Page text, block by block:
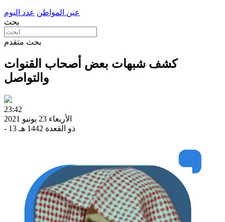
عين المواطن عدد اليوم
بحث
بحث متقدم
كشف شبهات بعض أصحاب القنوات
والتواصل
23:42
الأربعاء 23 يونيو 2021
- 13 ذو القعدة 1442 هـ